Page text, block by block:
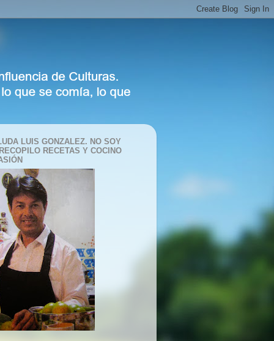
LUIS GONZALEZ. NO SOY
RECETAS Y COCINO